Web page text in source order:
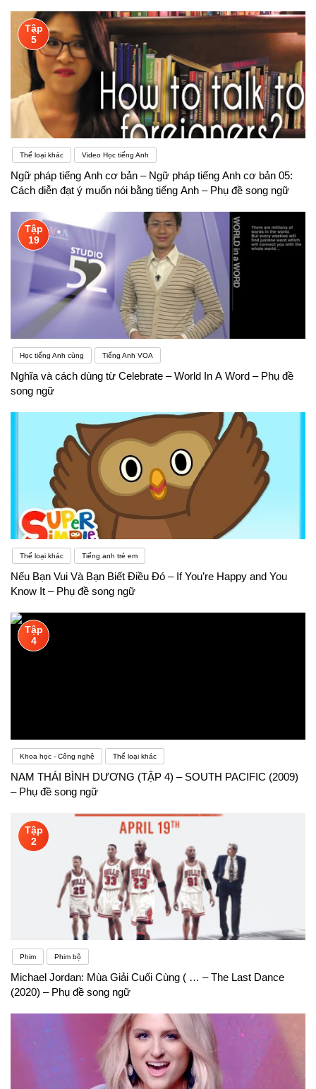
Tập
5
Thể loại khác Video Học tiếng Anh
Ngữ pháp tiếng Anh cơ bản – Ngữ pháp tiếng Anh cơ bản 05:
Cách diễn đạt ý muốn nói bằng tiếng Anh – Phụ đề song ngữ
Tập
19
Học tiếng Anh cùng Tiếng Anh VOA
Nghĩa và cách dùng từ Celebrate – World In A Word – Phụ đề
song ngữ
Thể loại khác Tiếng anh trẻ em
Nếu Bạn Vui Và Bạn Biết Điều Đó – If You’re Happy and You
Know It – Phụ đề song ngữ
Tập
4
Khoa học - Công nghệ Thể loại khác
NAM THÁI BÌNH DƯƠNG (TẬP 4) – SOUTH PACIFIC (2009)
– Phụ đề song ngữ
Tập
2
Phim Phim bộ
Michael Jordan: Mùa Giải Cuối Cùng ( … – The Last Dance
(2020) – Phụ đề song ngữ